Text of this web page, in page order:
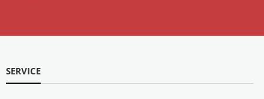
SERVICE